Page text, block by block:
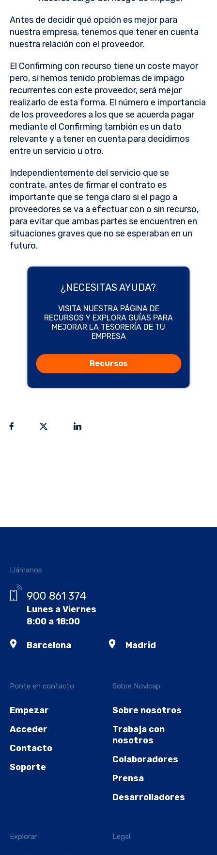
Antes de decidir qué opción es mejor para
nuestra empresa, tenemos que tener en cuenta
nuestra relación con el proveedor.
El Confirming con recurso tiene un coste mayor
pero, si hemos tenido problemas de impago
recurrentes con este proveedor, será mejor
realizarlo de esta forma. El número e importancia
de los proveedores a los que se acuerda pagar
mediante el Confirming también es un dato
relevante y a tener en cuenta para decidirnos
entre un servicio u otro.
Independientemente del servicio que se
contrate, antes de firmar el contrato es
importante que se tenga claro si el pago a
proveedores se va a efectuar con o sin recurso,
para evitar que ambas partes se encuentren en
situaciones graves que no se esperaban en un
futuro.
¿NECESITAS AYUDA?
VISITA NUESTRA PÁGINA DE
RECURSOS Y EXPLORA GUÍAS PARA
MEJORAR LA TESORERÍA DE TU
EMPRESA
Recursos
Ponte en contacto
Empezar
Acceder
Contacto
Soporte
Sobre Novicap
Sobre nosotros
Trabaja con
nosotros
Colaboradores
Prensa
Desarrolladores
Explorar Legal
Llámanos
900 861 374
Lunes a Viernes
8:00 a 18:00
Barcelona Madrid